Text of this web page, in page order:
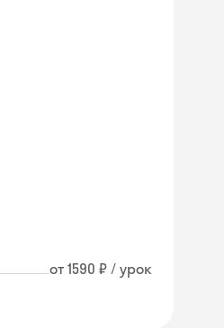
от 1590 ₽ / урок